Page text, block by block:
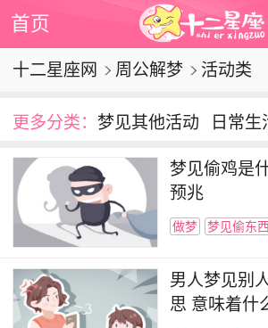
首页
十二星座网 周公解梦 活动类
更多分类： 梦见其他活动 日常生
梦见偷东西
梦见上课 梦见坐牢
梦见考试
梦见钓鱼 梦见游泳
梦见拔牙
梦见逃跑
梦见杀人
梦见偷鸡是
预兆
做梦 梦见偷东
男人梦见别
思 意味着什